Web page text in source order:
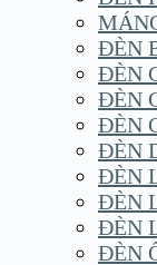
ĐÈN
ĐÈN
ĐÈN
ĐÈN
ĐÈN
ĐÈN
ĐÈN
ĐÈN
ĐÈN